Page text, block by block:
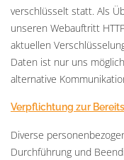
verschlüsselt statt. Als
unseren Webauftritt
aktuellen
Daten ist nur uns
alternative
Verpflichtung zur
Diverse
Durchführung und